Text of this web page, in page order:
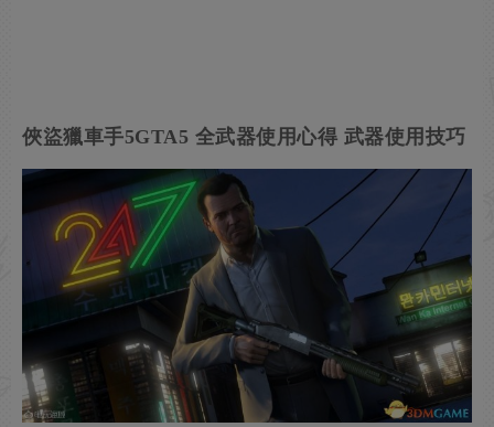
俠盜獵車手5GTA5 全武器使用心得 武器使用技巧